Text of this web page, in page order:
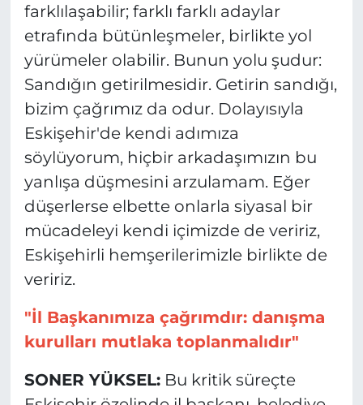
farklılaşabilir; farklı farklı adaylar
etrafında bütünleşmeler, birlikte yol
yürümeler olabilir. Bunun yolu şudur:
Sandığın getirilmesidir. Getirin sandığı,
bizim çağrımız da odur. Dolayısıyla
Eskişehir'de kendi adımıza
söylüyorum, hiçbir arkadaşımızın bu
yanlışa düşmesini arzulamam. Eğer
düşerlerse elbette onlarla siyasal bir
mücadeleyi kendi içimizde de veririz,
Eskişehirli hemşerilerimizle birlikte de
veririz.
"İl Başkanımıza çağrımdır: danışma
kurulları mutlaka toplanmalıdır"
SONER YÜKSEL:Bu kritik süreçte